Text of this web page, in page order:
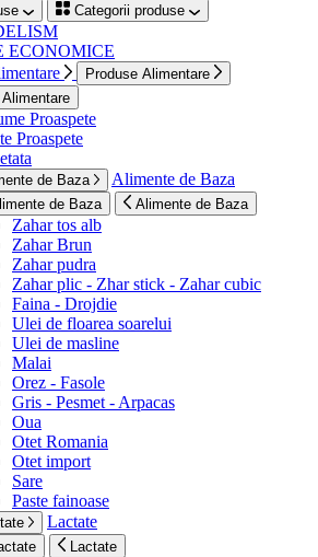
Categorii produse
ECONOMICE
Produse Alimentare
Proaspete
Proaspete
de Baza Alimente de Baza
de Baza Alimente de Baza
Zahar tos alb
Zahar Brun
Zahar pudra
Zahar plic - Zhar stick - Zahar cubic
Faina - Drojdie
Ulei de floarea soarelui
Ulei de masline
Malai
Orez - Fasole
Gris - Pesmet - Arpacas
Oua
Otet Romania
Otet import
Sare
Paste fainoase
Lactate
Lactate